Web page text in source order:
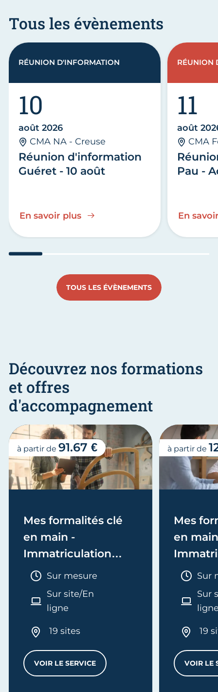
Tous les évènements
Réunion d'information
Guéret - 10 août
10
août 2026
CMA NA - Creuse
En savoir plus
RÉUNION D'INFORMATION
Pau -
11
août
CMA
En
RÉUNION
TOUS LES ÉVÈNEMENTS
Découvrez nos formations
et offres
d'accompagnement
Mes formalités clé
en main -
Immatriculation
(EI/Micro-entreprise
Durée :
Sur mesure
Sur site/En
ligne
19 sites
VOIR LE SERVICEMES FORMALITÉS CLÉ EN MAIN -
à partir de 91.67 €
Mes
en
Sur
Sur
19
VOIR LE
à partir de